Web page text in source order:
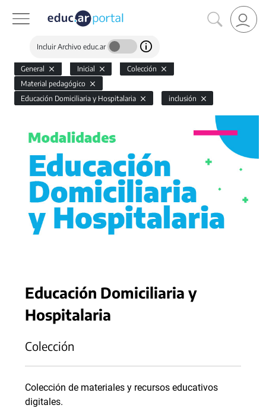
Incluir Archivo educ.ar
General Inicial
Colección
Material pedagógico
Educación Domiciliaria y Hospitalaria
inclusión
Educación Domiciliaria y
Hospitalaria
Colección
Colección de materiales y recursos educativos
digitales.